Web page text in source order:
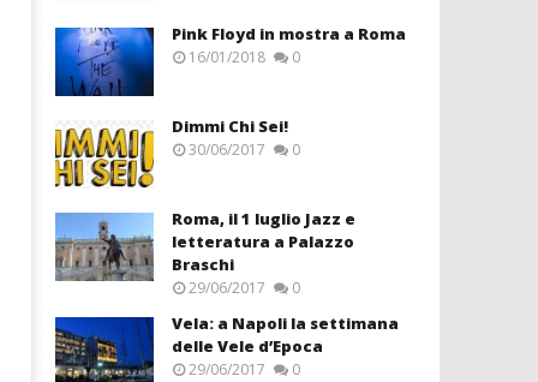
Pink Floyd in mostra a Roma
16/01/2018 0
Dimmi Chi Sei!
30/06/2017 0
Roma, il 1 luglio Jazz e
letteratura a Palazzo
Braschi
29/06/2017 0
Vela: a Napoli la settimana
delle Vele d’Epoca
29/06/2017 0